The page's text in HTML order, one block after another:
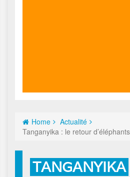
Home
Actualité
Tanganyika : le retour
TANGANYIKA